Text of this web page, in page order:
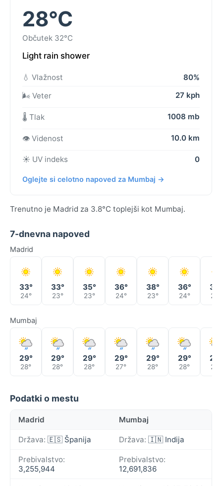
28°C
Občutek 32°C
Light rain shower
💧 Vlažnost
80%
🌬️ Veter
27 kph
🌡️ Tlak 1008 mb
👁️ Videnost 10.0 km
☀️ UV indeks 0
Oglejte si celotno napoved za Mumbaj →
Trenutno je Madrid za 3.8°C toplejši kot Mumbaj.
7-dnevna napoved
Madrid
33°
24°
33°
23°
35°
23°
36°
24°
38°
23°
36°
24° 23°
Mumbaj
29°
28°
29°
28°
29°
28°
29°
27°
29°
28°
29°
28° 28°
Podatki o mestu
Madrid Mumbaj
Država: 🇪🇸 Španija Država: 🇮🇳 Indija
Prebivalstvo:
3,255,944
Prebivalstvo:
12,691,836